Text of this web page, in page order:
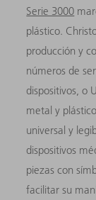
Serie 3000
plástico.
producción y
números de
dispositivos, o
metal y
universal y
dispositivos
piezas con
facilitar su